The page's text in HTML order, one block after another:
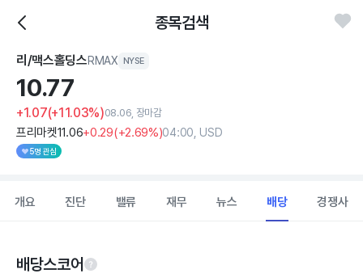
종목검색
리/맥스홀딩스RMAX NYSE
10.77
+1.07(+11.03%)08.06, 장마감
프리마켓11.06+0.29(+2.69%)04:00, USD
5명 관심
개요 진단 밸류 재무 뉴스 배당 경쟁사
배당스코어